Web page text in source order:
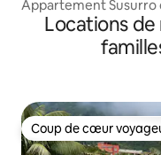
Appartement Susurro
Locations
Coup de cœur
Coup de cœur